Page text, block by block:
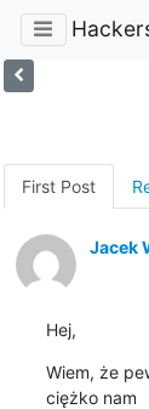
First Post
Jacek
Hej,
Wiem, że
ciężko nam